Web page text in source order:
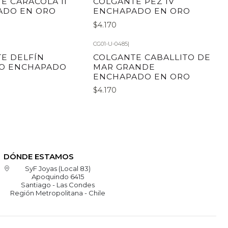
EN ORO
ENCHAPADO EN ORO
$4.170
DELFÍN
ENCHAPADO
CG01-U-0485|
COLGANTE CABALLITO DE
MAR GRANDE
ENCHAPADO EN ORO
$4.170
DÓNDE ESTAMOS
SyF Joyas (Local 83)
Apoquindo 6415
Santiago - Las Condes
Región Metropolitana - Chile